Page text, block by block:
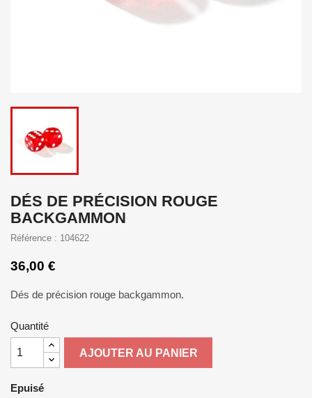
DÉS DE PRÉCISION ROUGE
BACKGAMMON
Référence : 104622
36,00 €
Dés de précision rouge backgammon.
Quantité
AJOUTER AU PANIER
Epuisé